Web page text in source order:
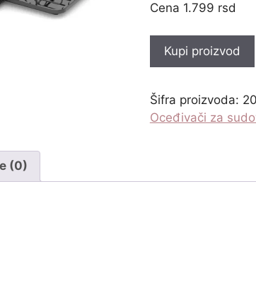
1.799 rsd
Kupi proizvod
Šifra proizvoda:
Oceđivači za
(0)